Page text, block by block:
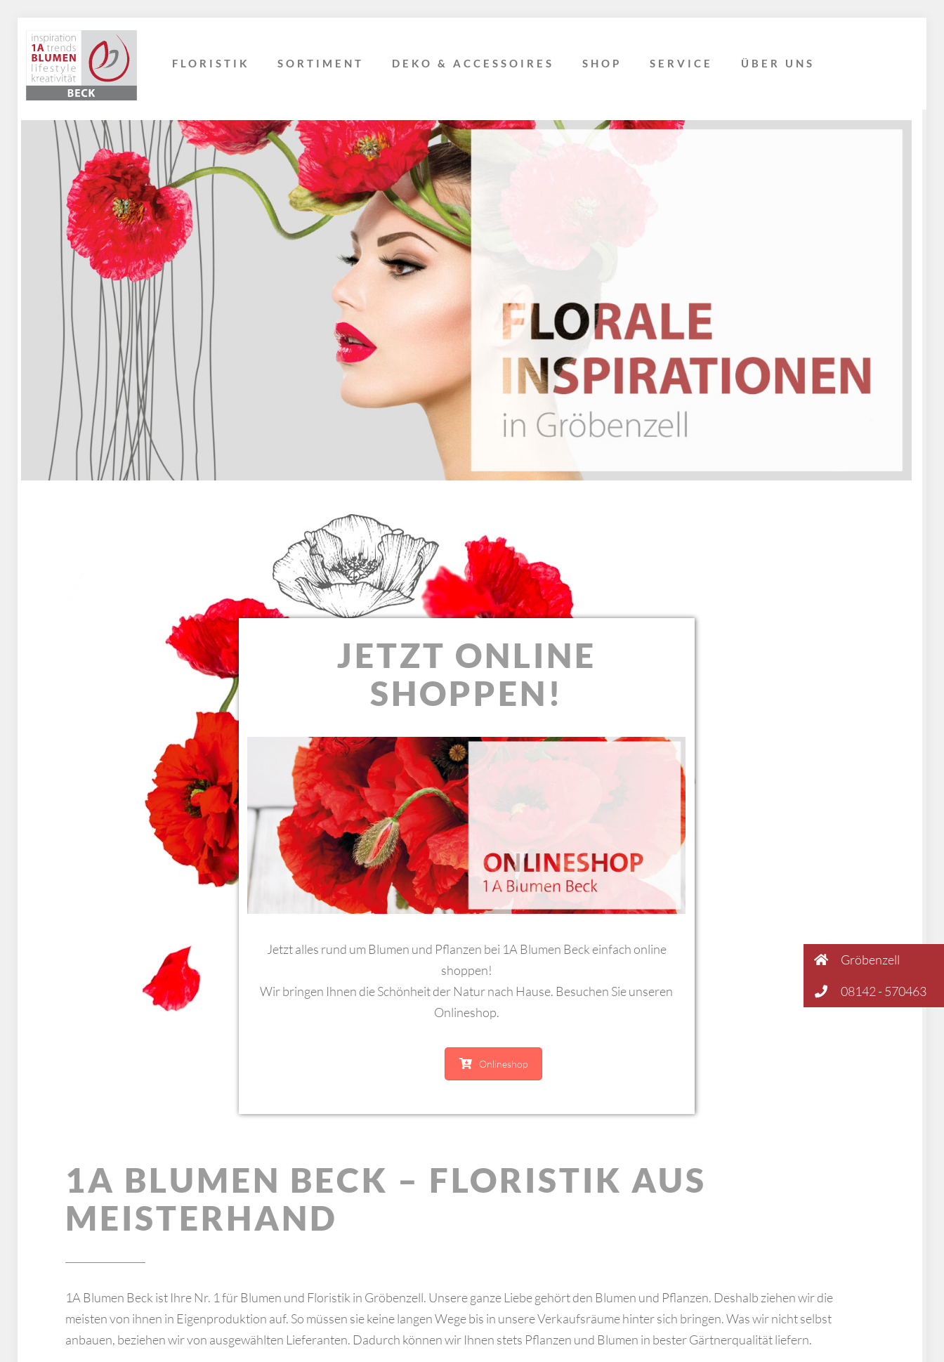
FLORISTIK SORTIMENT DEKO & ACCESSOIRES SHOP SERVICE ÜBER UNS
JETZT ONLINE
SHOPPEN!
Jetzt alles rund um Blumen und Pflanzen bei 1A Blumen Beck einfach online
shoppen!
Wir bringen Ihnen die Schönheit der Natur nach Hause. Besuchen Sie unseren
Onlineshop.
Onlineshop
1A BLUMEN BECK – FLORISTIK AUS
MEISTER­HAND
1A Blumen Beck ist Ihre Nr. 1 für Blumen und Floristik in Gröbenzell. Unsere ganze Liebe gehört den Blumen und Pflanzen. Deshalb ziehen wir die
meisten von ihnen in Eigenproduktion auf. So müssen sie keine langen Wege bis in unsere Verkaufsräume hinter sich bringen. Was wir nicht selbst
anbauen, beziehen wir von ausgewählten Lieferanten. Dadurch können wir Ihnen stets Pflanzen und Blumen in bester Gärtnerqualität liefern.
Gröbenzell
08142 - 570463